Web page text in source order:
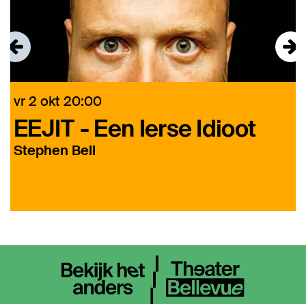
EEJIT - Een Ierse Idioot
Stephen Bell
vr 2 okt 20:00